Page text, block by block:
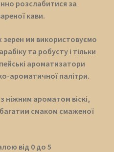
розслабитися за
кави.
зерен ми використовуємо
та робусту і тільки
ароматизатори
ароматичної палітри.
ніжним ароматом віскі,
смаком смаженої
від 0 до 5